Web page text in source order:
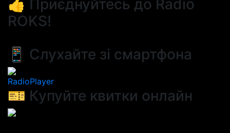
👍 Приєднуйтесь до Radio
ROKS!
📱 Слухайте зі смартфона
RadioPlayer
🎫 Купуйте квитки онлайн